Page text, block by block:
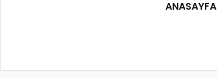
ANASAYFA